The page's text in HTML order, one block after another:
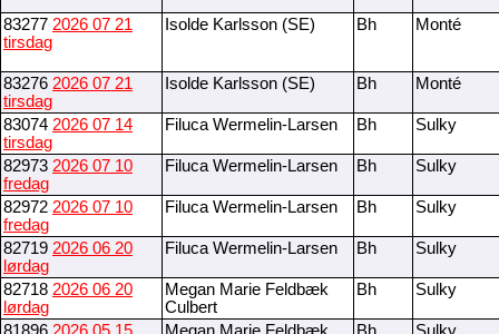
83277 2026 07 21
tirsdag
Isolde Karlsson (SE) Bh Monté
83276 2026 07 21
tirsdag
Isolde Karlsson (SE) Bh Monté
83074 2026 07 14
tirsdag
Filuca Wermelin-Larsen Bh Sulky
82973 2026 07 10
fredag
Filuca Wermelin-Larsen Bh Sulky
82972 2026 07 10
fredag
Filuca Wermelin-Larsen Bh Sulky
82719 2026 06 20
lørdag
Filuca Wermelin-Larsen Bh Sulky
82718 2026 06 20
lørdag
Megan Marie Feldbæk
Culbert
Bh Sulky